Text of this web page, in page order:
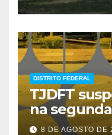
DISTRITO FEDERAL
TJDFT
na
prazos
8 DE AGOSTO DE